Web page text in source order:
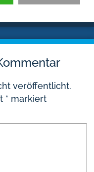
veröffentlicht.
* markiert